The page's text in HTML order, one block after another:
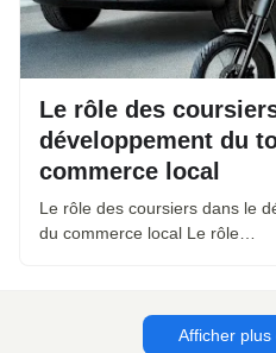
Le rôle des
développement du
commerce local
Le rôle des coursiers dans le
du commerce local Le rôle…
Afficher plus